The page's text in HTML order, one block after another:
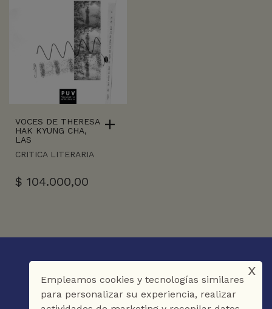
VOCES DE THERESA
HAK KYUNG CHA,
LAS
CRITICA LITERARIA
$ 104.000,00
Empleamos cookies y tecnologías similares
para personalizar su experiencia, realizar
x